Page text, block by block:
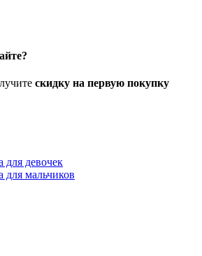
скидку на первую покупку
девочек
мальчиков